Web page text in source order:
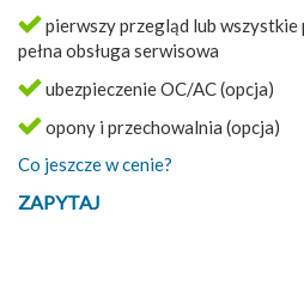
pierwszy przegląd lub
pełna obsługa serwisowa
ubezpieczenie OC/AC (opcja)
opony i przechowalnia (opcja)
Co jeszcze w cenie?
ZAPYTAJ